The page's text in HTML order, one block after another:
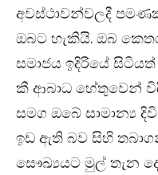
අවස්ථාවන්වලදී
ඔබට හැකියි. ඔබ
සමාජය ඉදිරියේ
කී ආබාධ හේතුවෙන්
සමග ඔබේ සාමාන්‍ය
ඉඩ ඇති බව සිහි
සෞඛ්‍යයට මුල් තැන